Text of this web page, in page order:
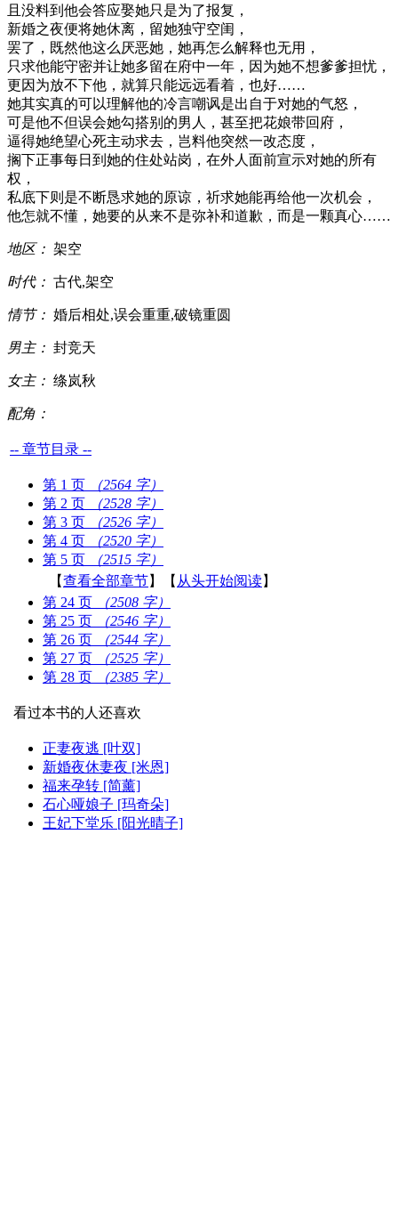
且没料到他会答应娶她只是为了报复，
新婚之夜便将她休离，留她独守空闺，
罢了，既然他这么厌恶她，她再怎么解释也无用，
只求他能守密并让她多留在府中一年，因为她不想爹爹担忧，
更因为放不下他，就算只能远远看着，也好……
她其实真的可以理解他的冷言嘲讽是出自于对她的气怒，
可是他不但误会她勾搭别的男人，甚至把花娘带回府，
逼得她绝望心死主动求去，岂料他突然一改态度，
搁下正事每日到她的住处站岗，在外人面前宣示对她的所有
权，
私底下则是不断恳求她的原谅，祈求她能再给他一次机会，
他怎就不懂，她要的从来不是弥补和道歉，而是一颗真心……
地区： 架空
时代： 古代,架空
情节： 婚后相处,误会重重,破镜重圆
男主： 封竞天
女主： 绦岚秋
配角：
-- 章节目录 --
第 1 页
（2564 字）
第 2 页
（2528 字）
第 3 页
（2526 字）
第 4 页
（2520 字）
第 5 页
（2515 字）
【查看全部章节】【 从头开始阅读】
第 24 页
（2508 字）
第 25 页
（2546 字）
第 26 页
（2544 字）
第 27 页
（2525 字）
第 28 页
（2385 字）
看过本书的人还喜欢
正妻夜逃 [叶双]
新婚夜休妻夜 [米恩]
福来孕转 [简薰]
石心哑娘子 [玛奇朵]
王妃下堂乐 [阳光晴子]